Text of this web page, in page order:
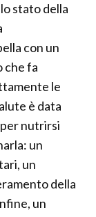
stato della
con un
che fa
le
è data
nutrirsi
un
un
della
un